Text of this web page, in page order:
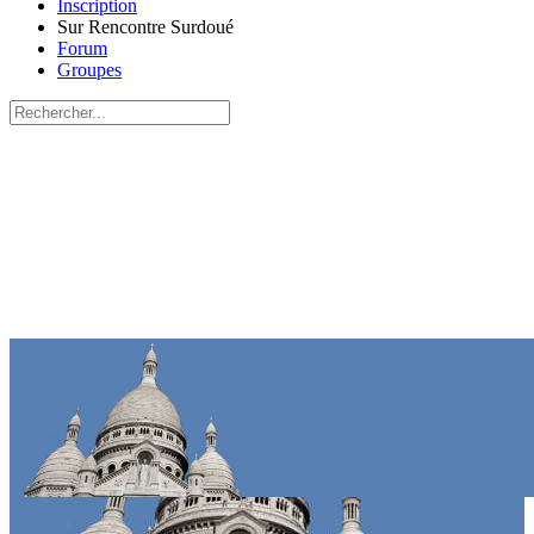
Inscription
Sur Rencontre Surdoué
Forum
Groupes
Recherche
pour: